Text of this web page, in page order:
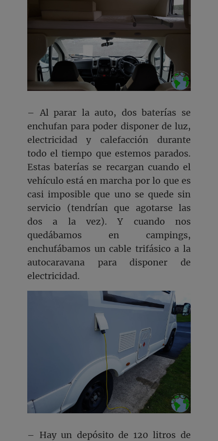
– Al parar la auto, dos baterías se
enchufan para poder disponer de luz,
electricidad y calefacción durante
todo el tiempo que estemos parados.
Estas baterías se recargan cuando el
vehículo está en marcha por lo que es
casi imposible que uno se quede sin
servicio (tendrían que agotarse las
dos a la vez). Y cuando nos
quedábamos en campings,
enchufábamos un cable trifásico a la
autocaravana para disponer de
electricidad.
– Hay un depósito de 120 litros de